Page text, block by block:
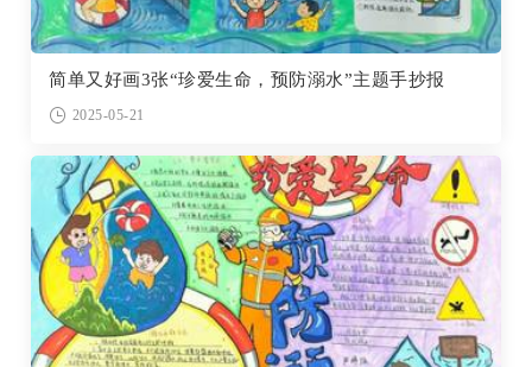
简单又好画3张“珍爱生命，预防溺水”主题手抄报
2025-05-21